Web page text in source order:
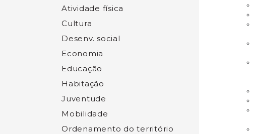
Atividade física
Cultura
Desenv. social
Economia
Educação
Habitação
Juventude
Mobilidade
Ordenamento do território